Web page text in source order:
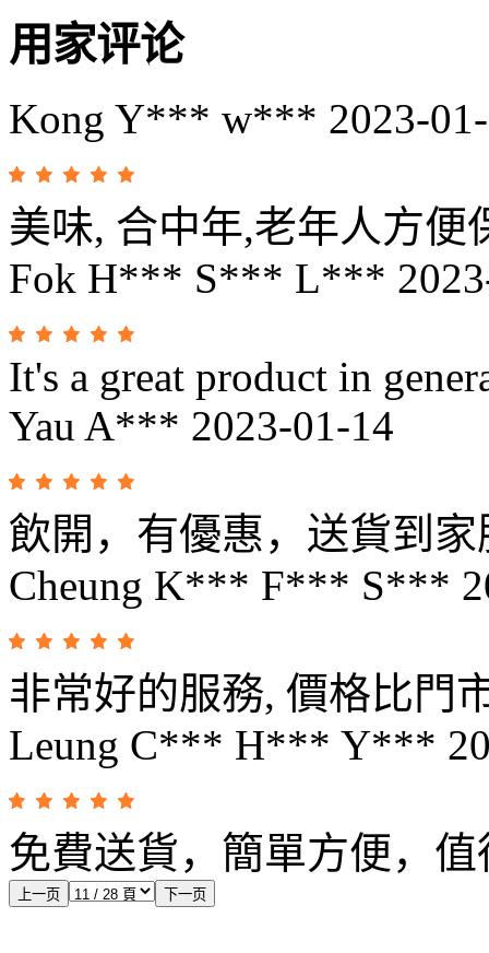
用家评论
Kong Y*** w*** 2023-
美味, 合中年,老年人方便
Fok H*** S*** L***
It's a great product in
Yau A*** 2023-01-14
飲開，有優惠，送貨到
Cheung K*** F*** S***
非常好的服務, 價格比門
Leung C*** H*** Y***
免費送貨，簡單方便，值
上一页 下一页